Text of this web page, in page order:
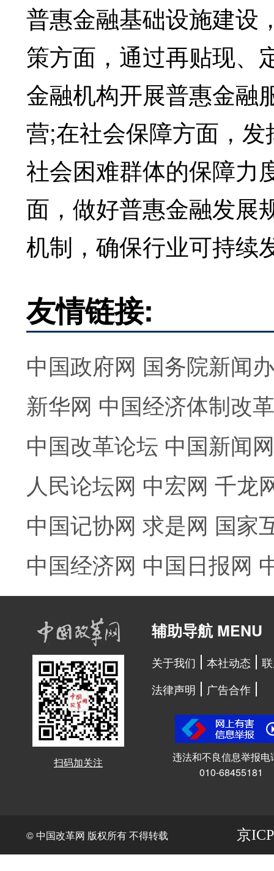
普惠金融基础设施建设
策方面，通过再贴现、
金融机构开展普惠金融
营;在社会保障方面，发
社会困难群体的保障力
面，做好普惠金融发展
机制，确保行业可持续
友情链接:
中国政府网 国务院新闻
新华网 中国经济体制改
中国改革论坛 中国新闻网
人民论坛网 中宏网 千龙
中国记协网 求是网 国家
中国经济网 中国日报网
扫码加关注
辅助导航 MENU
关于我们 本社动态
法律声明
广告合作
违法和不良信息举报电
010-68455181
© 中国改革网 版权所有 不得转载 京